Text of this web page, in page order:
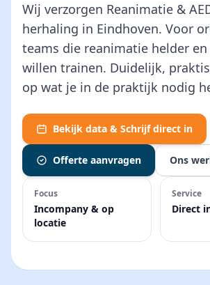
Wij verzorgen Reanimatie &
herhaling in Eindhoven. Voor
teams die reanimatie helder
willen trainen. Duidelijk,
op wat je in de praktijk nodig
Bekijk data & Schrijf direct in
Offerte aanvragen Ons
Focus
Incompany & op
locatie
Service
Direct